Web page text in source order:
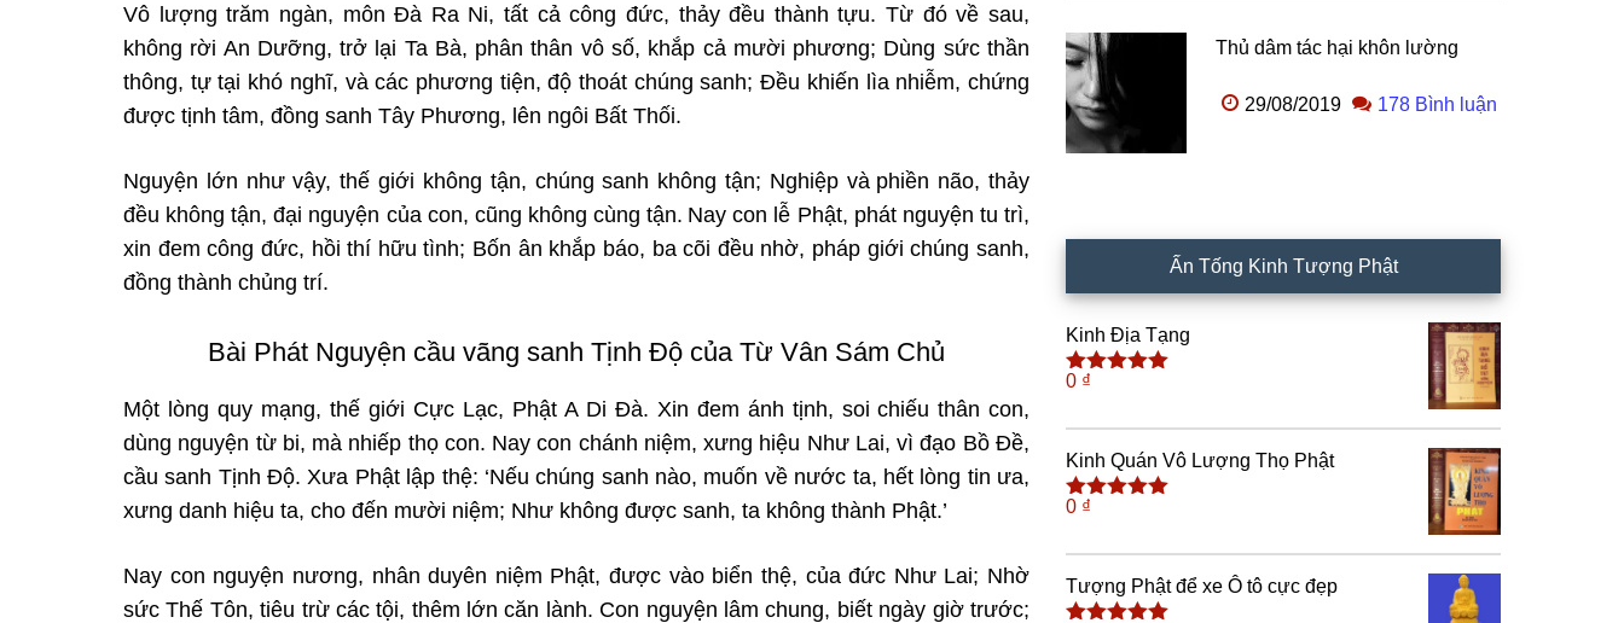
Vô lượng trăm ngàn, môn Đà Ra Ni, tất cả công đức, thảy đều thànhtựu. Từ đó về sau,
không rời An Dưỡng, trở lại Ta Bà, phân thân vô số, khắp cả mười phương; Dùng sức thần
thông, tự tại khó nghĩ, và các phương tiện,độ thoát chúng sanh; Đều khiến lìa nhiễm, chứng
được tịnh tâm, đồng sanh Tây Phương, lên ngôi Bất Thối.
Nguyện lớn như vậy, thế giới không tận, chúng sanh không tận; Nghiệp và phiền não, thảy
đều không tận, đại nguyện của con, cũng không cùng tận. Nay con lễ Phật, phát nguyện tu trì,
xin đem công đức, hồi thí hữu tình; Bốn ân khắp báo, ba cõi đều nhờ, pháp giới chúng sanh,
đồng thành chủng trí.
Bài Phát Nguyện cầu vãng sanh Tịnh Độ của Từ Vân Sám Chủ
Một lòng quy mạng, thế giới Cực Lạc, Phật A Di Đà. Xin đem ánh tịnh, soi chiếu thân con,
dùng nguyện từ bi, mà nhiếp thọ con. Nay con chánh niệm,xưng hiệu Như Lai, vì đạo Bồ Đề,
cầu sanh Tịnh Độ. Xưa Phật lập thệ: ‘Nếuchúng sanh nào, muốn về nước ta, hết lòng tin ưa,
xưng danh hiệu ta, cho đến mười niệm; Như không được sanh, ta không thành Phật.’
Nay con nguyện nương, nhân duyên niệm Phật, được vào biển thệ, của đức Như Lai; Nhờ
sức Thế Tôn, tiêu trừ các tội, thêm lớn căn lành. Con nguyện lâm chung, biết ngày giờ trước;
Thủ dâm tác hại khôn lường
29/08/2019 178 Bình luận
Ấn Tống Kinh Tượng Phật
Kinh Địa Tạng
Được xếp
sao
0 ₫
Kinh Quán Vô Lượng Thọ Phật
Được xếp
sao
0 ₫
Tượng Phật để xe Ô tô cực đẹp